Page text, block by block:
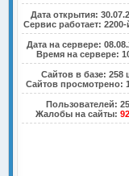
Дата открытия:
Сервис работает:
Дата на сервере:
Время на сервере:
Сайтов в базе: 258
Сайтов просмотрено:
Пользователей:
Жалобы на сайты: 92